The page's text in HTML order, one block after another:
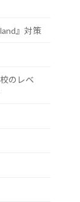
』対策
のレベ